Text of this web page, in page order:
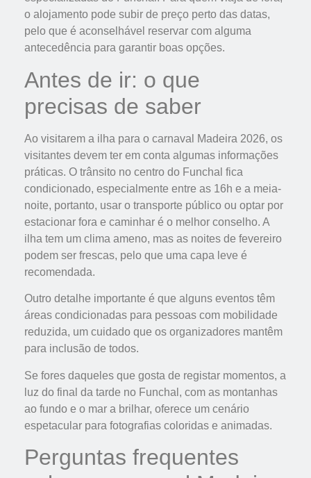
o alojamento pode subir de preço perto das datas,
pelo que é aconselhável reservar com alguma
antecedência para garantir boas opções.
Antes de ir: o que
precisas de saber
Ao visitarem a ilha para o carnaval Madeira 2026, os
visitantes devem ter em conta algumas informações
práticas. O trânsito no centro do Funchal fica
condicionado, especialmente entre as 16h e a meia-
noite, portanto, usar o transporte público ou optar por
estacionar fora e caminhar é o melhor conselho. A
ilha tem um clima ameno, mas as noites de fevereiro
podem ser frescas, pelo que uma capa leve é
recomendada.
Outro detalhe importante é que alguns eventos têm
áreas condicionadas para pessoas com mobilidade
reduzida, um cuidado que os organizadores mantêm
para inclusão de todos.
Se fores daqueles que gosta de registar momentos, a
luz do final da tarde no Funchal, com as montanhas
ao fundo e o mar a brilhar, oferece um cenário
espetacular para fotografias coloridas e animadas.
Perguntas frequentes